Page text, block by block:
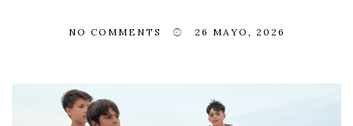
NO COMMENTS 26 MAYO, 2026